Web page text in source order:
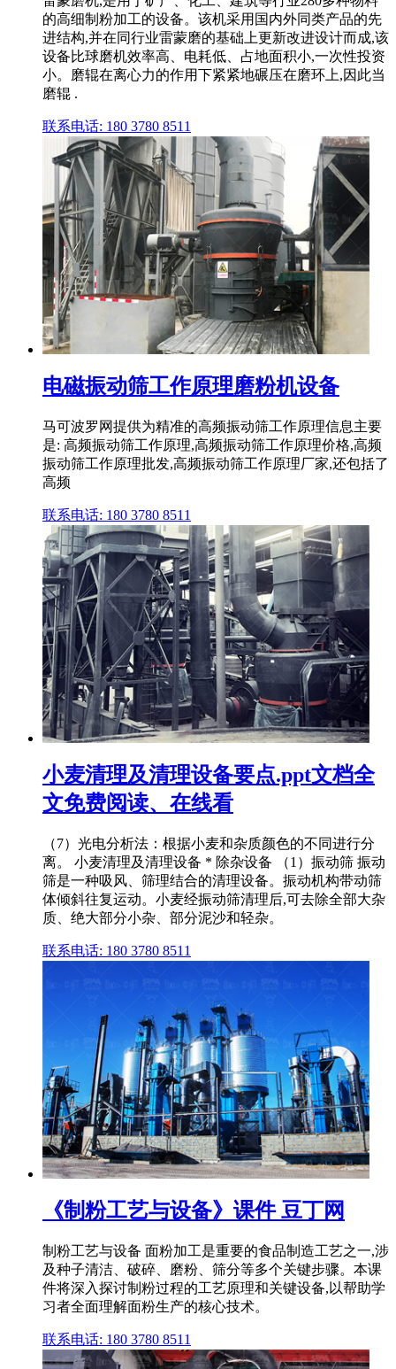
的高细制粉加工的设备。该机采用国内外同类产品的先
进结构,并在同行业雷蒙磨的基础上更新改进设计而成,该
设备比球磨机效率高、电耗低、占地面积小,一次性投资
小。磨辊在离心力的作用下紧紧地碾压在磨环上,因此当
磨辊 .
联系电话: 180 3780 8511
电磁振动筛工作原理磨粉机设备
马可波罗网提供为精准的高频振动筛工作原理信息主要
是: 高频振动筛工作原理,高频振动筛工作原理价格,高频
振动筛工作原理批发,高频振动筛工作原理厂家,还包括了
高频
联系电话: 180 3780 8511
小麦清理及清理设备要点.ppt文档全
文免费阅读、在线看
（7）光电分析法：根据小麦和杂质颜色的不同进行分
离。 小麦清理及清理设备 * 除杂设备 （1）振动筛 振动
筛是一种吸风、筛理结合的清理设备。振动机构带动筛
体倾斜往复运动。小麦经振动筛清理后,可去除全部大杂
质、绝大部分小杂、部分泥沙和轻杂。
联系电话: 180 3780 8511
《制粉工艺与设备》课件 豆丁网
制粉工艺与设备 面粉加工是重要的食品制造工艺之一,涉
及种子清洁、破碎、磨粉、筛分等多个关键步骤。本课
件将深入探讨制粉过程的工艺原理和关键设备,以帮助学
习者全面理解面粉生产的核心技术。
联系电话: 180 3780 8511